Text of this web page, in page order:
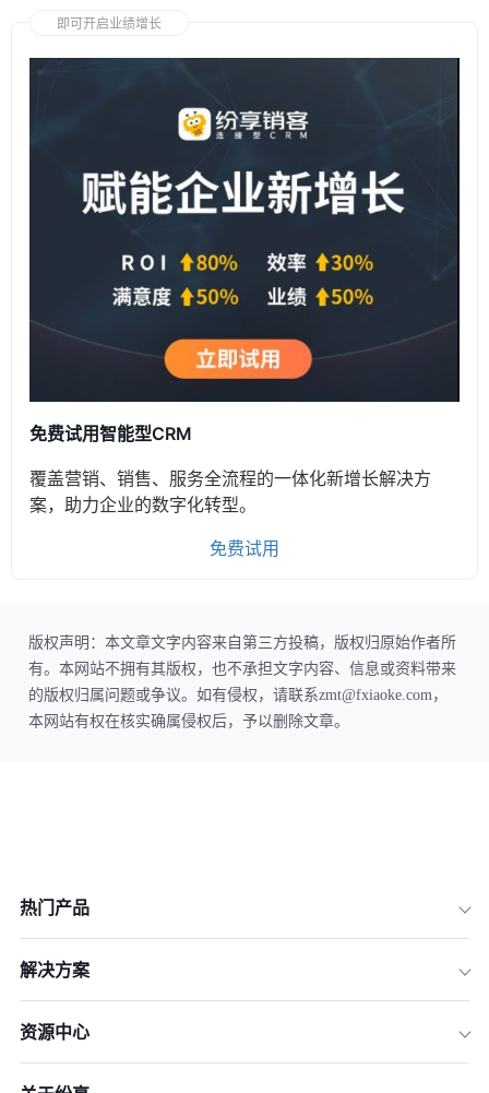
即可开启业绩增长
免费试用智能型CRM
覆盖营销、销售、服务全流程的一体化新增长解决方
案，助力企业的数字化转型。
免费试用
版权声明：本文章文字内容来自第三方投稿，版权归原始作者所
有。本网站不拥有其版权，也不承担文字内容、信息或资料带来
的版权归属问题或争议。如有侵权，请联系zmt@fxiaoke.com，
本网站有权在核实确属侵权后，予以删除文章。
热门产品
解决方案
资源中心